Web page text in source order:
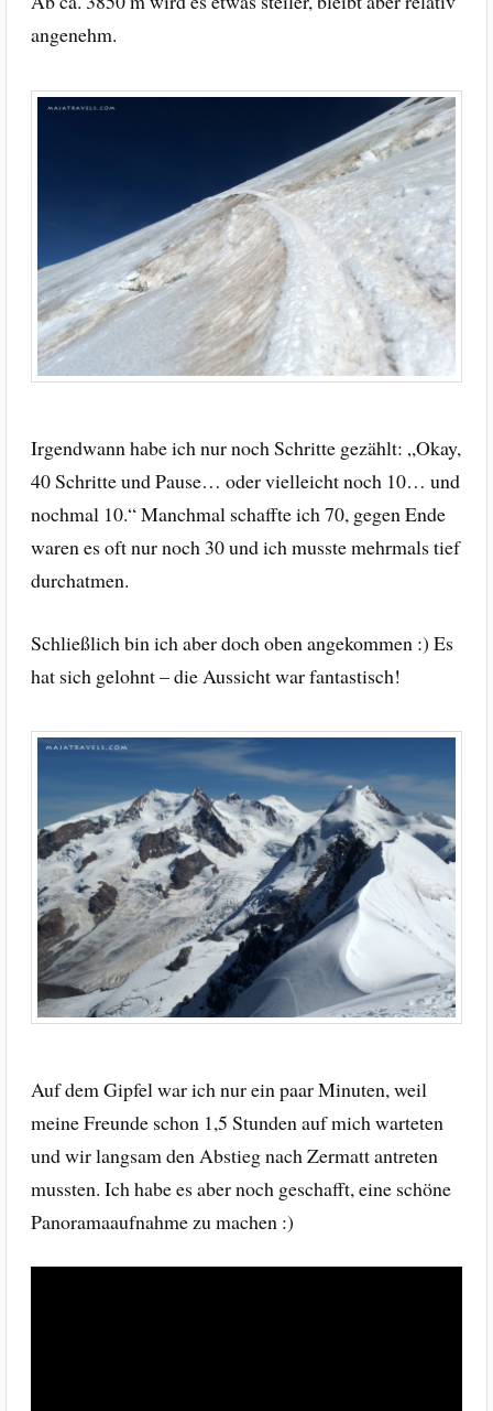
angenehm.
Irgendwann habe ich nur noch Schritte gezählt: „Okay,
40 Schritte und Pause… oder vielleicht noch 10… und
nochmal 10.“ Manchmal schaffte ich 70, gegen Ende
waren es oft nur noch 30 und ich musste mehrmals tief
durchatmen.
Schließlich bin ich aber doch oben angekommen :) Es
hat sich gelohnt – die Aussicht war fantastisch!
Auf dem Gipfel war ich nur ein paar Minuten, weil
meine Freunde schon 1,5 Stunden auf mich warteten
und wir langsam den Abstieg nach Zermatt antreten
mussten. Ich habe es aber noch geschafft, eine schöne
Panoramaaufnahme zu machen :)